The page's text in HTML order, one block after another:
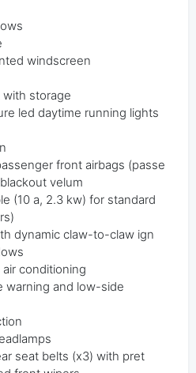
windscreen
with storage
led daytime running lights
front airbags (passe
velum
(10 a, 2.3 kw) for standard
dynamic claw-to-claw ign
conditioning
warning and low-side
seat belts (x3) with pret